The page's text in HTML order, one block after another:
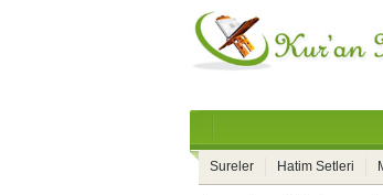
Sureler Hatim Setleri